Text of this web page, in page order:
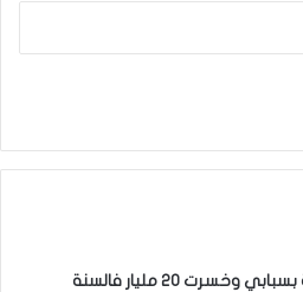
أيت منا: “الوداد اليوم عايشة بسبابي وخسرت 20 مليار فالسنة